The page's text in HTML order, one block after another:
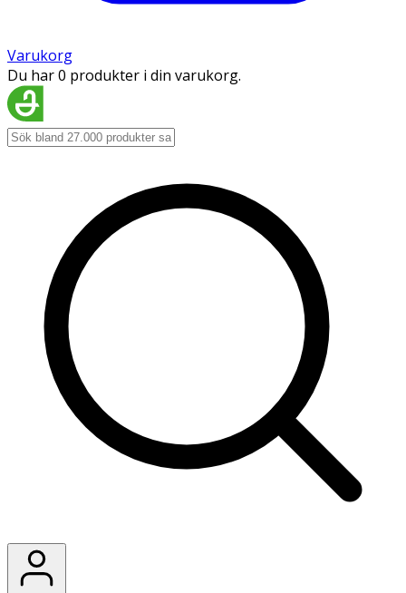
Varukorg
Du har 0 produkter i din varukorg.